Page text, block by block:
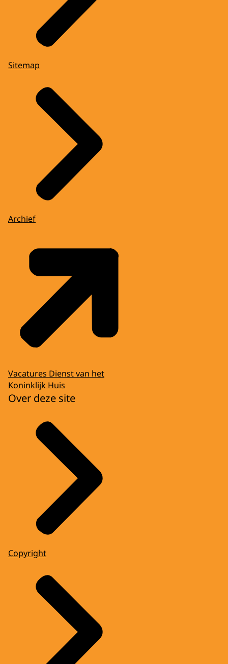
Sitemap
Archief
Vacatures Dienst van het
Koninklijk Huis
Over deze site
Copyright